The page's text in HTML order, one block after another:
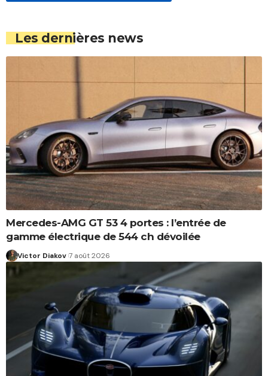
Les dernières news
Mercedes-AMG GT 53 4 portes : l’entrée de
gamme électrique de 544 ch dévoilée
Victor Diakov 7 août 2026